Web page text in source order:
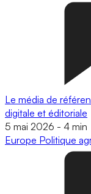
Le média de
digitale et éditoriale
5 mai 2026 - 4 min
Europe Politique